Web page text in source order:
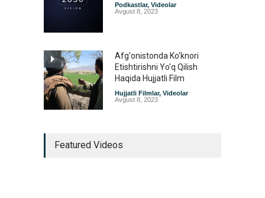
Podkastlar, Videolar
Avgust 8, 2023
Afg'onistonda Ko'knori
Etishtirishni Yo'q Qilish
Haqida Hujjatli Film
Hujjatli Filmlar, Videolar
Avgust 8, 2023
Featured Videos